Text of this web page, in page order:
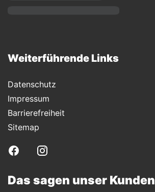
Weiterführende Links
Datenschutz
Impressum
Barrierefreiheit
Sitemap
Das sagen unser Kunden